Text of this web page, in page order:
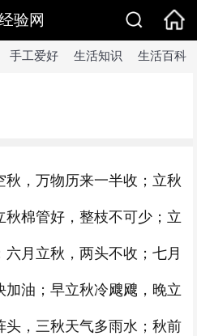
验网
手工爱好 生活知识 生活百科
秋，万物历来一半收；立秋
棉管好，整枝不可少；立
月立秋，两头不收；七月
加油；早立秋冷飕飕，晚立
头，三秋天气多雨水；秋前